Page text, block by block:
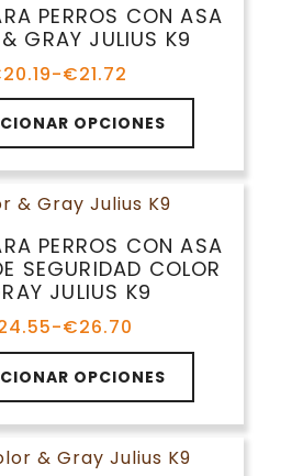
PERROS CON ASA
GRAY JULIUS K9
20.19-€21.72
Rango
de
precios:
desde
€20.19
hasta
€21.72
OPCIONES
PERROS CON ASA
SEGURIDAD COLOR
JULIUS K9
-€26.70
Rango
de
precios:
desde
€24.55
hasta
€26.70
OPCIONES